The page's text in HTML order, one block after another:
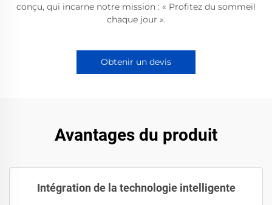
conçu, qui incarne notre mission : « Profitez du sommeil
chaque jour ».
Obtenir un devis
Avantages du produit
Intégration de la technologie intelligente